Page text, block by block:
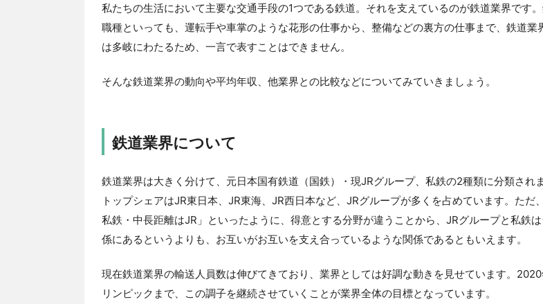
私たちの生活において主要な交通手段の1つである鉄道。それを支えているのが鉄道業界です
職種といっても、運転手や車掌のような花形の仕事から、整備などの裏方の仕事まで、鉄道業
は多岐にわたるため、一言で表すことはできません。
そんな鉄道業界の動向や平均年収、他業界との比較などについてみていきましょう。
鉄道業界について
鉄道業界は大きく分けて、元日本国有鉄道（国鉄）・現JRグループ、私鉄の2種類に分類され
トップシェアはJR東日本、JR東海、JR西日本など、JRグループが多くを占めています。ただ
私鉄・中長距離はJR」といったように、得意とする分野が違うことから、JRグループと私鉄
係にあるというよりも、お互いがお互いを支え合っているような関係であるともいえます。
現在鉄道業界の輸送人員数は伸びてきており、業界としては好調な動きを見せています。
リンピックまで、この調子を継続させていくことが業界全体の目標となっています。